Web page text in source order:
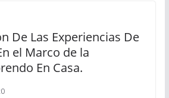
De Las Experiencias De
el Marco de la
En Casa.